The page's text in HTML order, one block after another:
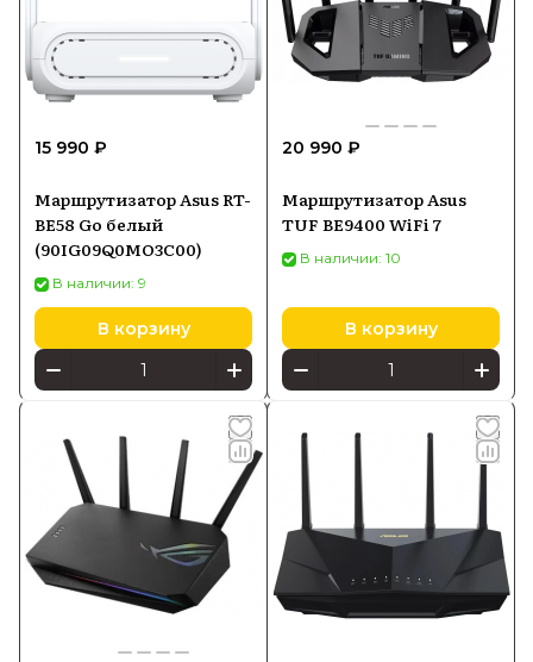
15 990 ₽
Маршрутизатор Asus RT-
BE58 Go белый
(90IG09Q0MO3C00)
В наличии: 9
В корзину
20 990 ₽
Маршрутизатор Asus
TUF BE9400 WiFi 7
В наличии: 10
В корзину